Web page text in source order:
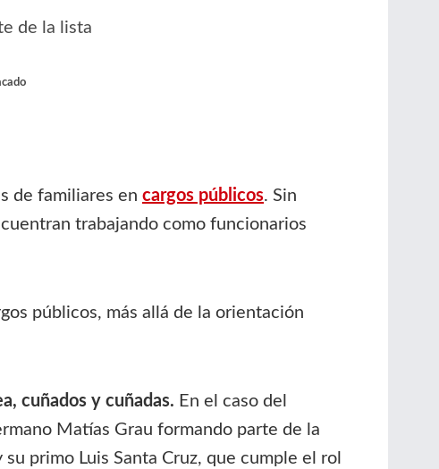
de la lista
de familiares en cargos públicos. Sin
trabajando como funcionarios
públicos, más allá de la orientación
cuñados y cuñadas. En el caso del
Matías Grau formando parte de la
su primo Luis Santa Cruz, que cumple el rol